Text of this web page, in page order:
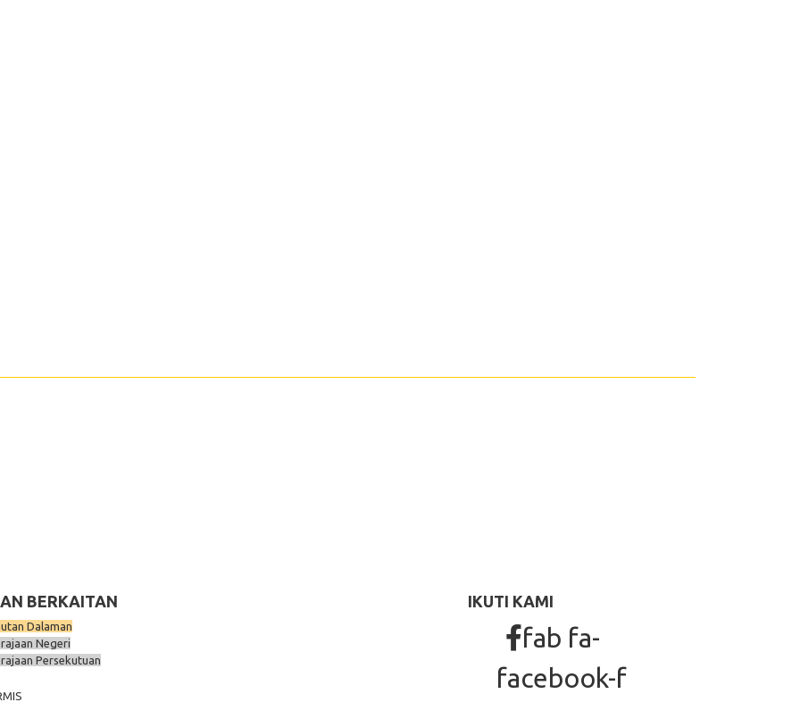
BERKAITAN
Dalaman
Negeri
Persekutuan
IKUTI KAMI
fab fa-
facebook-f